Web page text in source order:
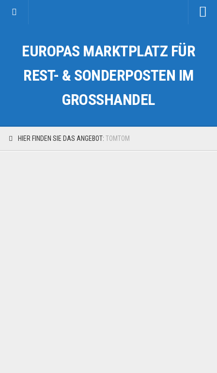
Kategorien
Auto & Motorrad
Fahrzeuge & Transport
EUROPAS MARKTPLATZ FÜR
REST- & SONDERPOSTEN IM
GROSSHANDEL
HIER FINDEN SIE DAS ANGEBOT: TOMTOM